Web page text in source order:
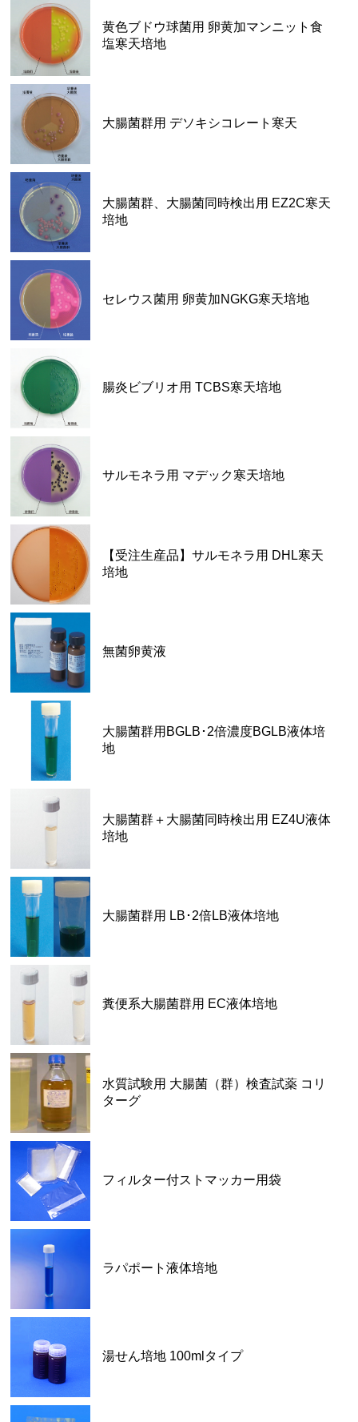
黄色ブドウ球菌用 卵黄加マンニット食
塩寒天培地
大腸菌群用 デソキシコレート寒天
大腸菌群、大腸菌同時検出用 EZ2C寒天
培地
セレウス菌用 卵黄加NGKG寒天培地
腸炎ビブリオ用 TCBS寒天培地
サルモネラ用 マデック寒天培地
【受注生産品】サルモネラ用 DHL寒天
培地
無菌卵黄液
大腸菌群用BGLB･2倍濃度BGLB液体培
地
大腸菌群＋大腸菌同時検出用 EZ4U液体
培地
大腸菌群用 LB･2倍LB液体培地
糞便系大腸菌群用 EC液体培地
水質試験用 大腸菌（群）検査試薬 コリ
ターグ
フィルター付ストマッカー用袋
ラパポート液体培地
湯せん培地 100mlタイプ